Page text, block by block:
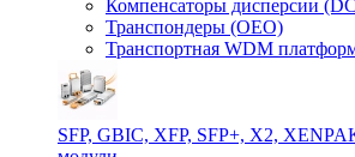
Компенсаторы дисперсии
Транспондеры (OEO)
Транспортная WDM
SFP, GBIC, XFP, SFP+, X2,